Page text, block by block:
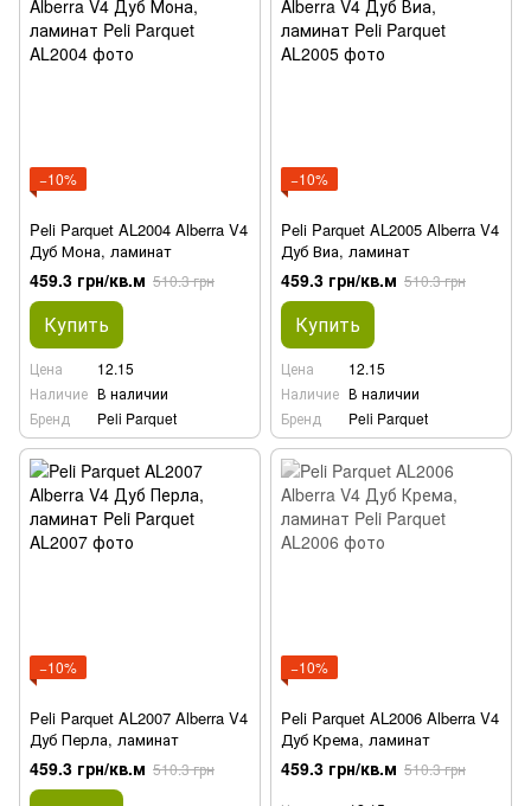
−10%
Peli Parquet AL2004 Alberra V4
Дуб Мона, ламинат
459.3 грн/кв.м 510.3 грн
Купить
Цена
12.15
Наличие В наличии
Бренд
Peli Parquet
−10%
Peli Parquet AL2005 Alberra V4
Дуб Виа, ламинат
459.3 грн/кв.м 510.3 грн
Купить
Цена
12.15
Наличие В наличии
Бренд
Peli Parquet
−10%
Peli Parquet AL2007 Alberra V4
Дуб Перла, ламинат
459.3 грн/кв.м 510.3 грн
−10%
Peli Parquet AL2006 Alberra V4
Дуб Крема, ламинат
459.3 грн/кв.м 510.3 грн